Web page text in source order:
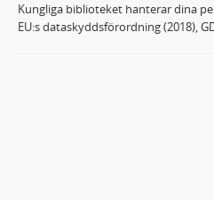
Kungliga biblioteket hanterar dina
EU:s dataskyddsförordning (2018),